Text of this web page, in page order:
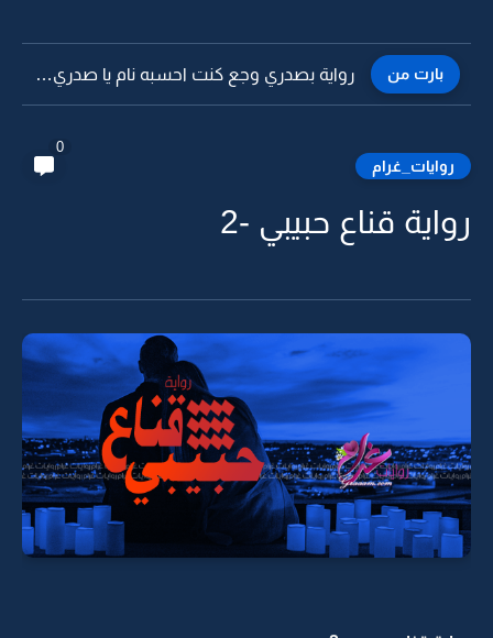
بارت من رواية بصدري وجع كنت احسبه نام يا صدري -43
روايات_غرام
0
رواية قناع حبيبي -2